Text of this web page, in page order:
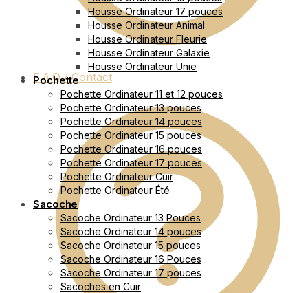
F.A.Q / Contact
Housse Ordinateur 17 pouces
Housse Ordinateur Animal
Housse Ordinateur Fleurie
Housse Ordinateur Galaxie
Housse Ordinateur Unie
Pochette
Pochette Ordinateur 11 et 12 pouces
Pochette Ordinateur 13 pouces
Pochette Ordinateur 14 pouces
Pochette Ordinateur 15 pouces
Pochette Ordinateur 16 pouces
Pochette Ordinateur 17 pouces
Pochette Ordinateur Cuir
Pochette Ordinateur Été
Sacoche
Sacoche Ordinateur 13 Pouces
Sacoche Ordinateur 14 pouces
Sacoche Ordinateur 15 pouces
Sacoche Ordinateur 16 Pouces
Sacoche Ordinateur 17 pouces
Sacoches en Cuir